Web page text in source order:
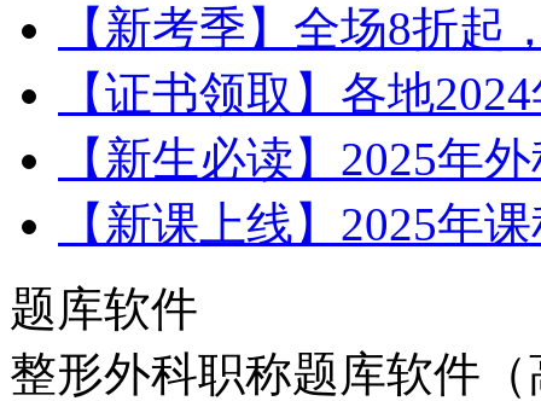
【新考季】全场8折起
【证书领取】各地
【新生必读】2025年
【新课上线】2025年
题库软件
整形外科职称题库软件（